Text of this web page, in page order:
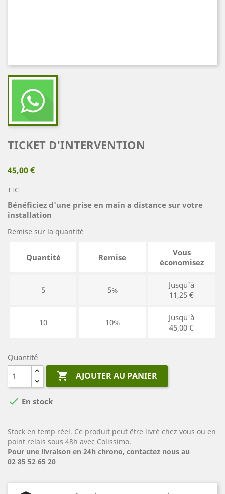
TICKET D'INTERVENTION
45,00 €
TTC
Bénéficiez d'une prise en main a distance sur votre
installation
Remise sur la quantité
Quantité Remise
Vous
économisez
5 5%
Jusqu'à
11,25 €
10 10%
Jusqu'à
45,00 €
Quantité
 AJOUTER AU PANIER
 En stock
Stock en temp réel. Ce produit peut être livré chez vous ou en
point relais sous 48h avec Colissimo.
Pour une livraison en 24h chrono, contactez nous au
02 85 52 65 20